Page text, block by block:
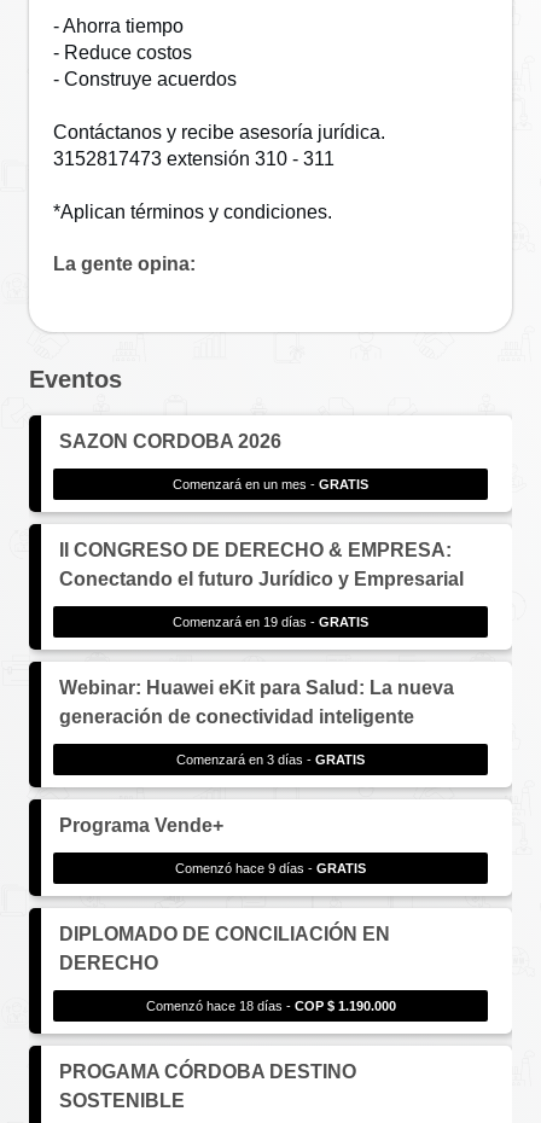
- Ahorra tiempo
- Reduce costos
- Construye acuerdos
Contáctanos y recibe asesoría jurídica.
3152817473 extensión 310 - 311
*Aplican términos y condiciones.
La gente opina:
Eventos
SAZON CORDOBA 2026
Comenzará en un mes - GRATIS
II CONGRESO DE DERECHO & EMPRESA:
Conectando el futuro Jurídico y Empresarial
Comenzará en 19 días - GRATIS
Webinar: Huawei eKit para Salud: La nueva
generación de conectividad inteligente
Comenzará en 3 días - GRATIS
Programa Vende+
Comenzó hace 9 días - GRATIS
DIPLOMADO DE CONCILIACIÓN EN
DERECHO
Comenzó hace 18 días - COP $ 1.190.000
PROGAMA CÓRDOBA DESTINO
SOSTENIBLE